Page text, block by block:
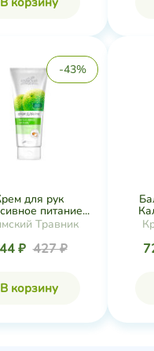
-43%
для рук
питание...
Травник
₽ 427 ₽
В корзину